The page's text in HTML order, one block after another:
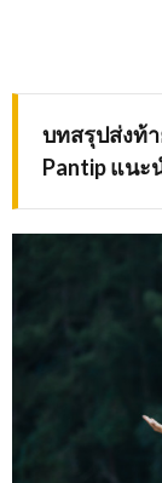
บทสรุปส่งท้
Pantipแนะ